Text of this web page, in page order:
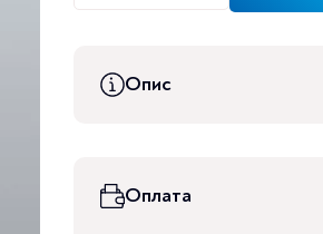
кількість
Опис
Оплата